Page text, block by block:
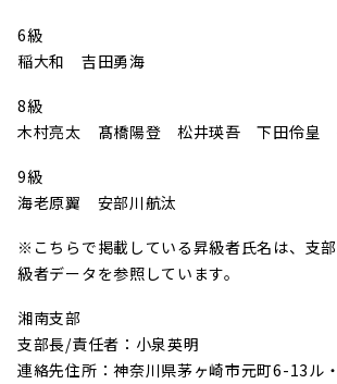
6級
稲大和 吉田勇海
8級
木村亮太 髙橋陽登 松井瑛吾 下田伶皇
9級
海老原翼 安部川航汰
※こちらで掲載している昇級者氏名は、支
級者データを参照しています。
湘南支部
支部長/責任者：小泉英明
連絡先住所：神奈川県茅ヶ崎市元町6-13ル